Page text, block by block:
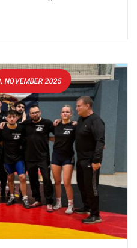
NOVEMBER 2025